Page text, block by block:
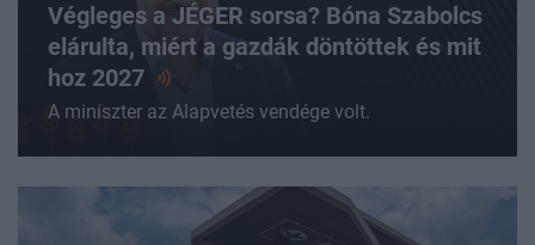
Végleges a JÉGER sorsa? Bóna Szabolcs
elárulta, miért a gazdák döntöttek és mit
hoz 2027
A miniszter az Alapvetés vendége volt.